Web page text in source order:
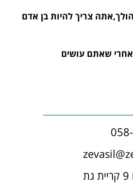
צריך להיות בן אדם
שאתם עושים